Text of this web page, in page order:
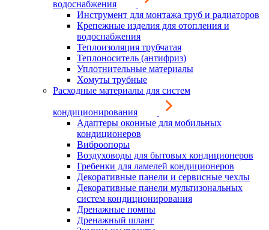
водоснабжения
Инструмент для монтажа труб и радиаторов
Крепежные изделия для отопления и
водоснабжения
Теплоизоляция трубчатая
Теплоноситель (антифриз)
Уплотнительные материалы
Хомуты трубные
Расходные материалы для систем
кондиционирования
Адаптеры оконные для мобильных
кондиционеров
Виброопоры
Воздуховоды для бытовых кондиционеров
Гребенки для ламелей кондиционеров
Декоративные панели и сервисные чехлы
Декоративные панели мультизональных
систем кондиционирования
Дренажные помпы
Дренажный шланг